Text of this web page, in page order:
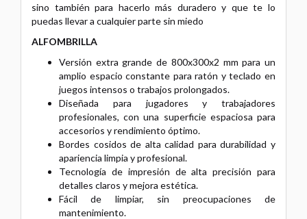
sino también para hacerlo más duradero y que te lo
puedas llevar a cualquier parte sin miedo
ALFOMBRILLA
Versión extra grande de 800x300x2 mm para un
amplio espacio constante para ratón y teclado en
juegos intensos o trabajos prolongados.
Diseñada para jugadores y trabajadores
profesionales, con una superficie espaciosa para
accesorios y rendimiento óptimo.
Bordes cosidos de alta calidad para durabilidad y
apariencia limpia yprofesional.
Tecnología de impresión de alta precisión para
detalles claros y mejora estética.
Fácil de limpiar, sin preocupaciones de
mantenimiento.